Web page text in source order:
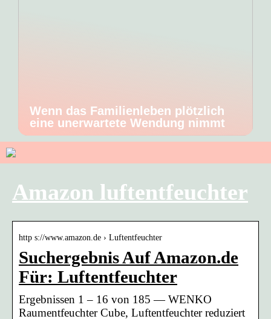
Wenn das Familienleben plötzlich
eine unerwartete Wendung nimmt
Amazon luftentfeuchter
http s://www.amazon.de › Luftentfeuchter
Suchergebnis Auf Amazon.de
Für: Luftentfeuchter
Ergebnissen 1 – 16 von 185 — WENKO
Raumentfeuchter Cube, Luftentfeuchter reduziert